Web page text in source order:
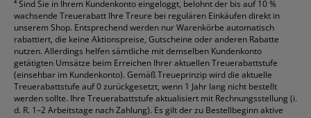
⁴Sind Sie in Ihrem Kundenkonto eingeloggt, belohnt der bis auf 10 %
wachsende Treuerabatt Ihre Treure bei regulären Einkäufen direkt in
unserem Shop. Entsprechend werden nur Warenkörbe automatisch
rabattiert, die keine Aktionspreise, Gutscheine oder anderen Rabatte
nutzen. Allerdings helfen sämtliche mit demselben Kundenkonto
getätigten Umsätze beim Erreichen Ihrer aktuellen Treuerabattstufe
(einsehbar im Kundenkonto). Gemäß Treueprinzip wird die aktuelle
Treuerabattstufe auf 0 zurückgesetzt, wenn 1 Jahr lang nicht bestellt
werden sollte. Ihre Treuerabattstufe aktualisiert mit Rechnungsstellung (i.
d. R. 1–2 Arbeitstage nach Zahlung). Es gilt der zu Bestellbeginn aktive